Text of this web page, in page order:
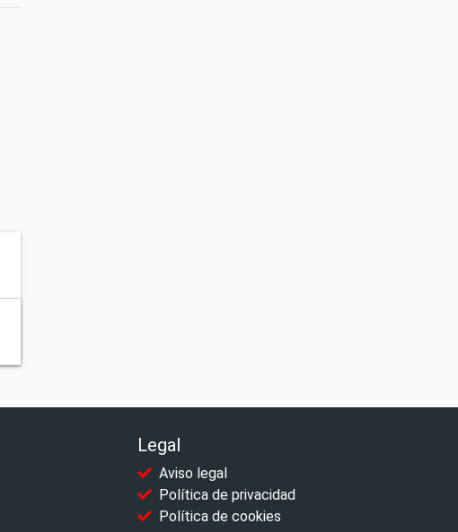
Legal
Aviso legal
Política de privacidad
Política de cookies